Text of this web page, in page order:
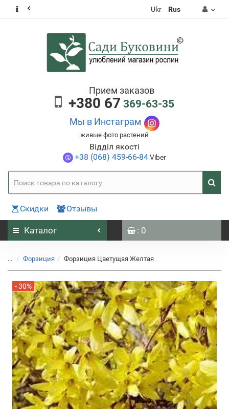
Ukr Rus
Прием заказов
+380 67 369-63-35
Мы в Инстаграм
живые фото растений
Відділ якості
+38 (068) 459-66-84Viber
Скидки Отзывы
Каталог : 0
... Форзиция Форзиция Цветущая Желтая
- 30%